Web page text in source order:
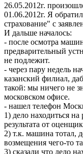
26.05.2012г.
01.06.2012г. Я
страхование" с
И дальше началось:
- после осмотра
предварительный
не подлежит.
- через пару недель
казанский филиал,
такой: мы ничего не
московском офисе.
- нашел телефон
1) дело находиться
результата от
2) т.к. машина тотал,
возмещения чего-то
3) сказали что дело